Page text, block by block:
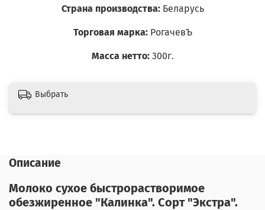
Страна производства: Беларусь
Торговая марка: РогачевЪ
Масса нетто: 300г.
Выбрать
Описание
Молоко сухое быстрорастворимое
обезжиренное "Калинка". Сорт "Экстра".